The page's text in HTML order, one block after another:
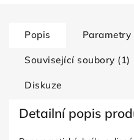
Popis Parametry
Související soubory (1)
Diskuze
Detailní popis